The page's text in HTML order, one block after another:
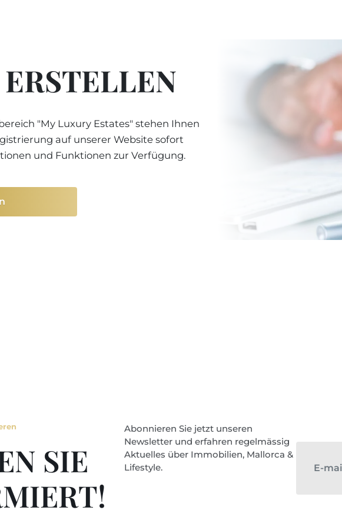
"My Luxury Estates" stehen Ihnen
auf unserer Website sofort
und Funktionen zur Verfügung.
SIE
Abonnieren Sie jetzt unseren
Newsletter und erfahren regelmässig
Aktuelles über Immobilien, Mallorca &
Lifestyle.